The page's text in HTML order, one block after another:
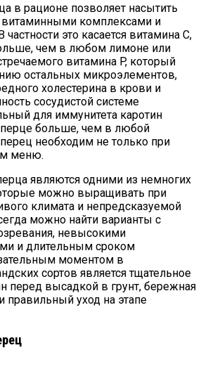
в рационе позволяет насытить
комплексами и
это касается витамина C,
чем в любом лимоне или
витамина P, который
остальных микроэлементов,
холестерина в крови и
сосудистой системе
для иммунитета каротин
больше, чем в любой
необходим не только при
меню.
являются одними из немногих
можно выращивать при
климата и непредсказуемой
можно найти варианты с
невысокими
и длительным сроком
моментом в
сортов является тщательное
перед высадкой в грунт, бережная
правильный уход на этапе